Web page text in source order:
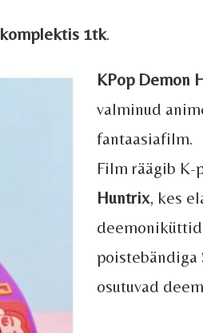
komplektis 1tk.
KPop Demon
valminud
fantaasiafilm.
Film räägib
Huntrix, kes
poistebändiga
osutuvad